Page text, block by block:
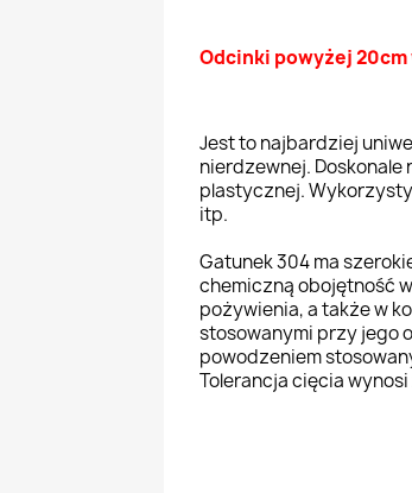
Odcinki powyżej
Jest to najbardziej
nierdzewnej. Doskonale
plastycznej.
itp.
Gatunek 304 ma
chemiczną obojętność
pożywienia, a także w
stosowanymi przy jego
powodzeniem
Tolerancja cięcia wynosi